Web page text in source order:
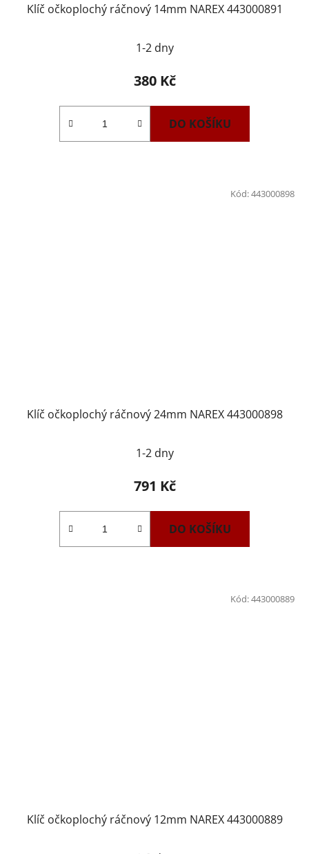
Klíč očkoplochý ráčnový 14mm NAREX 443000891
1-2 dny
380 Kč
DO KOŠÍKU
Klíč očkoplochý ráčnový 24mm NAREX 443000898
1-2 dny
791 Kč
DO KOŠÍKU
Kód:443000898
Klíč očkoplochý ráčnový 12mm NAREX 443000889
Kód:443000889